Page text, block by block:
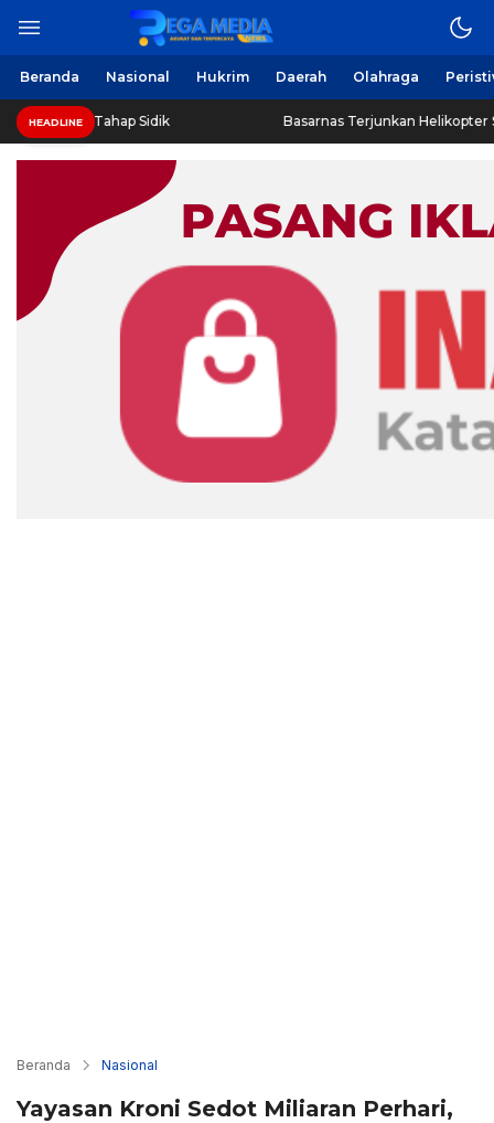
Beranda Nasional Hukrim Daerah Olahraga
HEADLINE
Tahap Sidik Basarnas Terjunkan Helikopter Sisir
Beranda Nasional
Yayasan Kroni Sedot Miliaran Perhari,